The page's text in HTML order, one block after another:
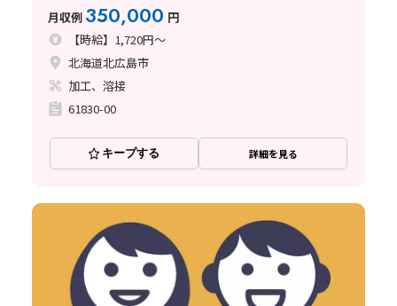
月収例 350,000 円
【時給】1,720円～
北海道北広島市
加工、溶接
61830-00
キープする 詳細を見る